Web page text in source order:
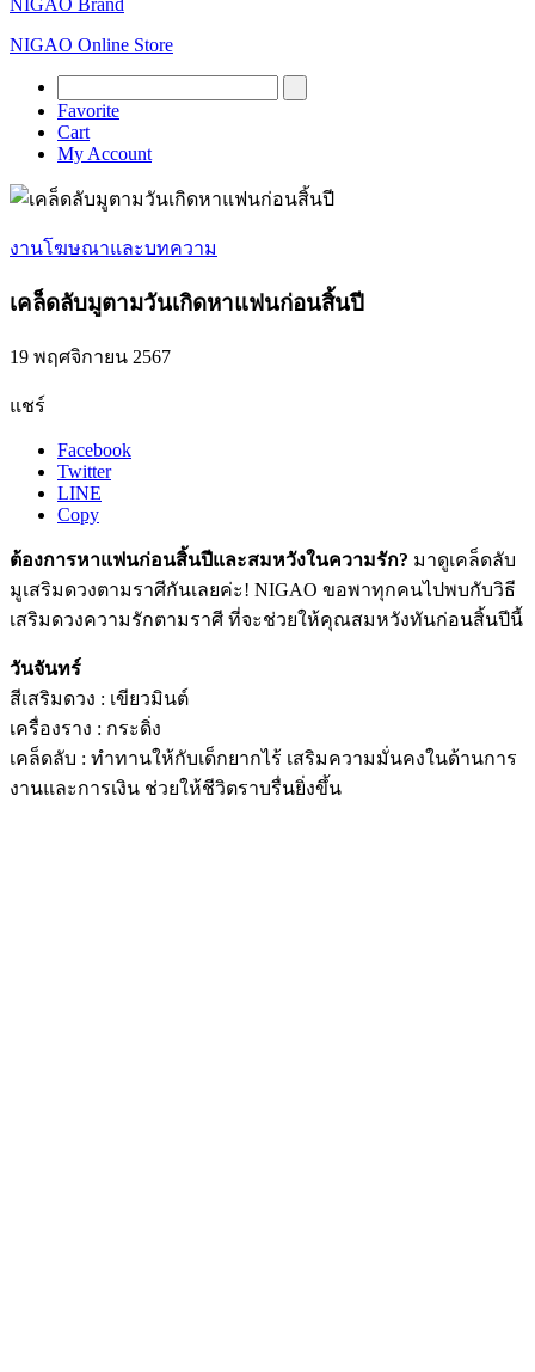
NIGAO Brand
NIGAO Online Store
Favorite
Cart
My Account
งานโฆษณาและบทความ
เคล็ดลับมูตามวันเกิดหาแฟนก่อนสิ้นปี
19 พฤศจิกายน 2567
แชร์
Facebook
Twitter
LINE
Copy
ต้องการหาแฟนก่อนสิ้นปีและสมหวังในความรัก? มาดูเคล็ดลับ
มูเสริมดวงตามราศีกันเลยค่ะ! NIGAO ขอพาทุกคนไปพบกับวิธี
เสริมดวงความรักตามราศี ที่จะช่วยให้คุณสมหวังทันก่อนสิ้นปีนี้
วันจันทร์
สีเสริมดวง : เขียวมินต์
เครื่องราง : กระดิ่ง
เคล็ดลับ : ทำทานให้กับเด็กยากไร้ เสริมความมั่นคงในด้านการ
งานและการเงิน ช่วยให้ชีวิตราบรื่นยิ่งขึ้น